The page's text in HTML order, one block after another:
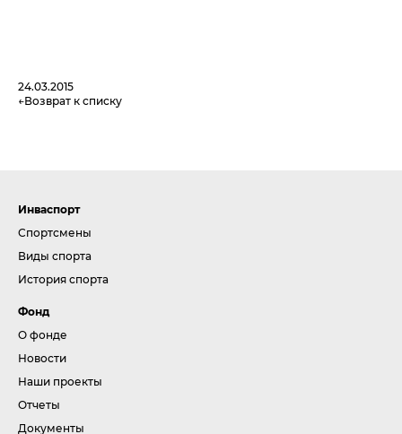
24.03.2015
Возврат к списку
Инваспорт
Спортсмены
Виды спорта
История спорта
Фонд
О фонде
Новости
Наши проекты
Отчеты
Документы